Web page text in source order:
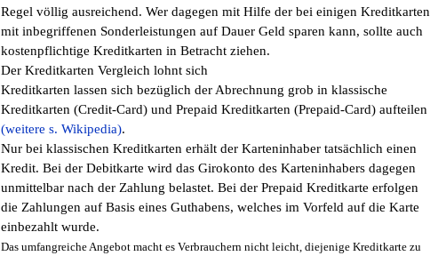
Regel völlig ausreichend. Wer dagegen mit Hilfe der bei einigen Kreditkarten
mit inbegriffenen Sonderleistungen auf Dauer Geld sparen kann, sollte auch
kostenpflichtige Kreditkarten in Betracht ziehen.
Der Kreditkarten Vergleich lohnt sich
Kreditkarten lassen sich bezüglich der Abrechnung grob in klassische
Kreditkarten (Credit-Card) und Prepaid Kreditkarten (Prepaid-Card) aufteilen
(weitere s. Wikipedia).
Nur bei klassischen Kreditkarten erhält der Karteninhaber tatsächlich einen
Kredit. Bei der Debitkarte wird das Girokonto des Karteninhabers dagegen
unmittelbar nach der Zahlung belastet. Bei der Prepaid Kreditkarte erfolgen
die Zahlungen auf Basis eines Guthabens, welches im Vorfeld auf die Karte
einbezahlt wurde.
Das umfangreiche Angebot macht es Verbrauchern nicht leicht, diejenige Kreditkarte zu